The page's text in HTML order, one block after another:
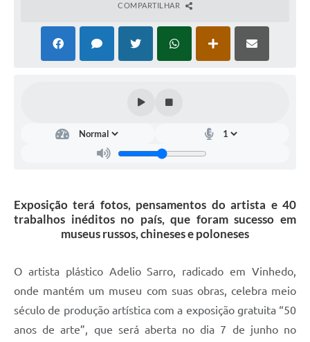
Normas e Legislação
Sistema de Protocolo
Listagem dos CEPs de Vinhedo
Associação dos Servidores Públicos Municipais de
COMPARTILHAR
Exposição terá fotos, pensamentos do artista e 40
trabalhos inéditos no país, que foram sucesso em
museus russos, chineses e poloneses
O artista plástico Adelio Sarro, radicado em Vinhedo,
onde mantém um museu com suas obras, celebra meio
século de produção artística com a exposição gratuita “50
anos de arte”, que será aberta no dia 7 de junho no